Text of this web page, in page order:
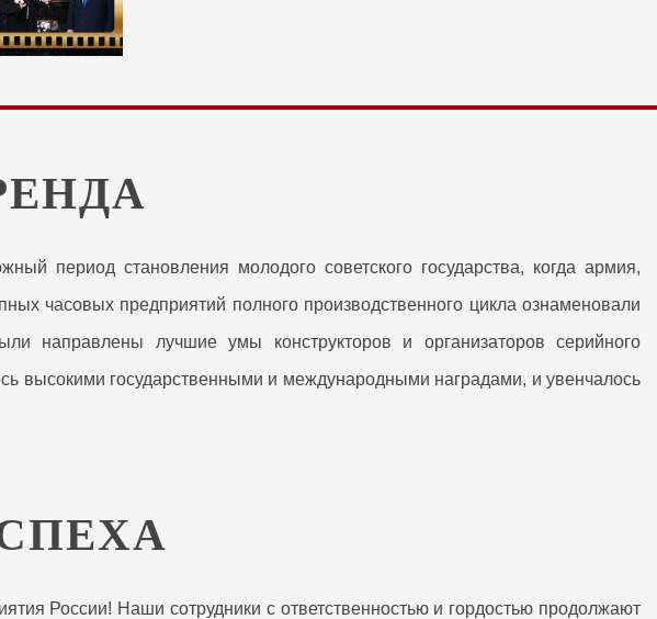
период становления молодого советского государства, когда армия,
часовых предприятий полного производственного цикла ознаменовали
направлены лучшие умы конструкторов и организаторов серийного
высокими государственными и международными наградами, и увенчалось
России! Наши сотрудники с ответственностью и гордостью продолжают